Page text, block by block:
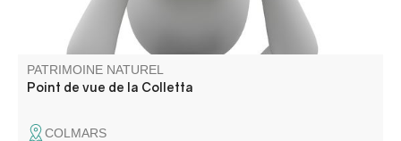
PATRIMOINE NATUREL
Point de vue de la Colletta
COLMARS